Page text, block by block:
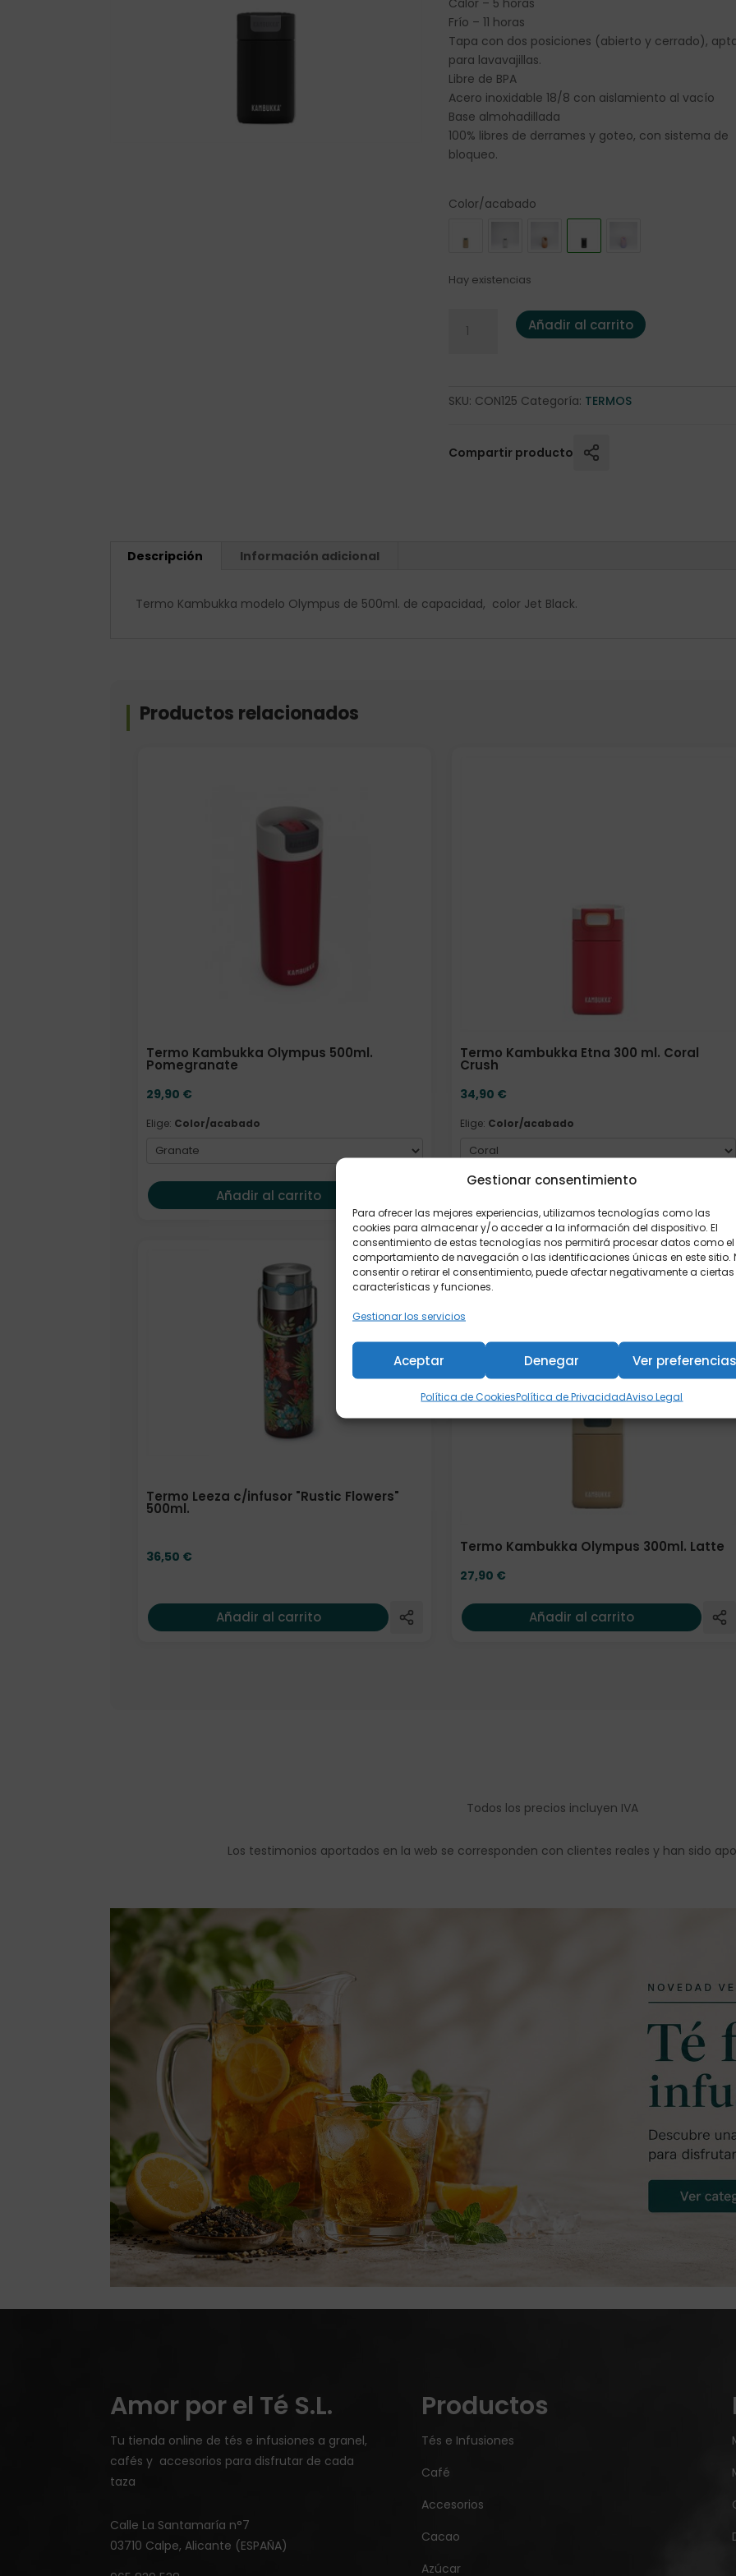
Gestionar consentimiento
Para ofrecer las mejores experiencias, utilizamos tecnologías como las
cookies para almacenar y/o acceder a la información del dispositivo. El
consentimiento de estas tecnologías nos permitirá procesar datos como el
comportamiento de navegación o las identificaciones únicas en este sitio.
consentir o retirar el consentimiento, puede afectar negativamente a ciertas
características y funciones.
Gestionar los servicios
Aceptar Denegar Ver
Política de CookiesPolítica de PrivacidadAviso Legal
Calor – 5 horas
Frío – 11 horas
Tapa con dos posiciones (abierto y cerrado),
para lavavajillas.
Libre de BPA
Acero inoxidable 18/8 con aislamiento al vacío
Base almohadillada
100% libres de derrames y goteo, con sistema de
bloqueo.
Color/acabado
Hay existencias
Termo Kambukka Olympus 300ml. Jet Black
Añadir al carrito
SKU: CON125 Categoría: TERMOS
Compartir producto
Descripción Información adicional
Termo Kambukka modelo Olympus de 500ml. de capacidad, color Jet Black.
Productos relacionados
Termo Kambukka Olympus 500ml.
Pomegranate
29,90 €
Elige: Color/acabado
Añadir al carrito
Termo Kambukka Etna 300 ml. Coral
Crush
34,90 €
Elige: Color/acabado
Termo Leeza c/infusor "Rustic Flowers"
500ml.
36,50 €
Añadir al carrito
Termo Kambukka Olympus 300ml. Latte
27,90 €
Añadir al carrito
Todos los precios incluyen IVA
Los testimonios aportados en la web se corresponden con clientes reales y han sido
Amor por el Té S.L.
Tu tienda online de tés e infusiones a granel,
cafés y accesorios para disfrutar de cada
taza
Calle La Santamaría n°7
03710 Calpe, Alicante (ESPAÑA)
Productos
Tés e Infusiones
Café
Accesorios
Cacao
Azúcar